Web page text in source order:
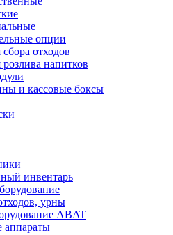
опции
отходов
напитков
и кассовые боксы
инвентарь
урны
ABAT
аппараты